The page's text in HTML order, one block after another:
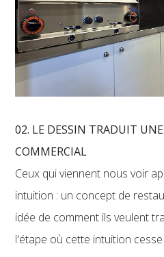
02. LE DESSIN TRADUIT
COMMERCIAL
Ceux qui viennent nous voir
intuition : un concept de
idée de comment ils veulent
l'étape où cette intuition